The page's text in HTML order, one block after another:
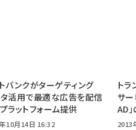
バンクがターゲティング
活用で最適な広告を配信
ラットフォーム提供
10月14日 16:32
ト
サ
AD
2013